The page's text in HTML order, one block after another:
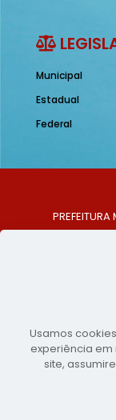
Municipal
Estadual
Federal
Centro,
E-MAIL:
Copyright
Usamos
experiência em
site,